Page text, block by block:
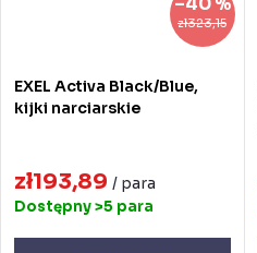
zł323,15
EXEL Activa Black/Blue,
kijki narciarskie
zł193,89 / para
Dostępny>5 para